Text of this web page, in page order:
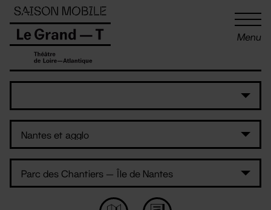
Menu
Panneau de gestion des cookies